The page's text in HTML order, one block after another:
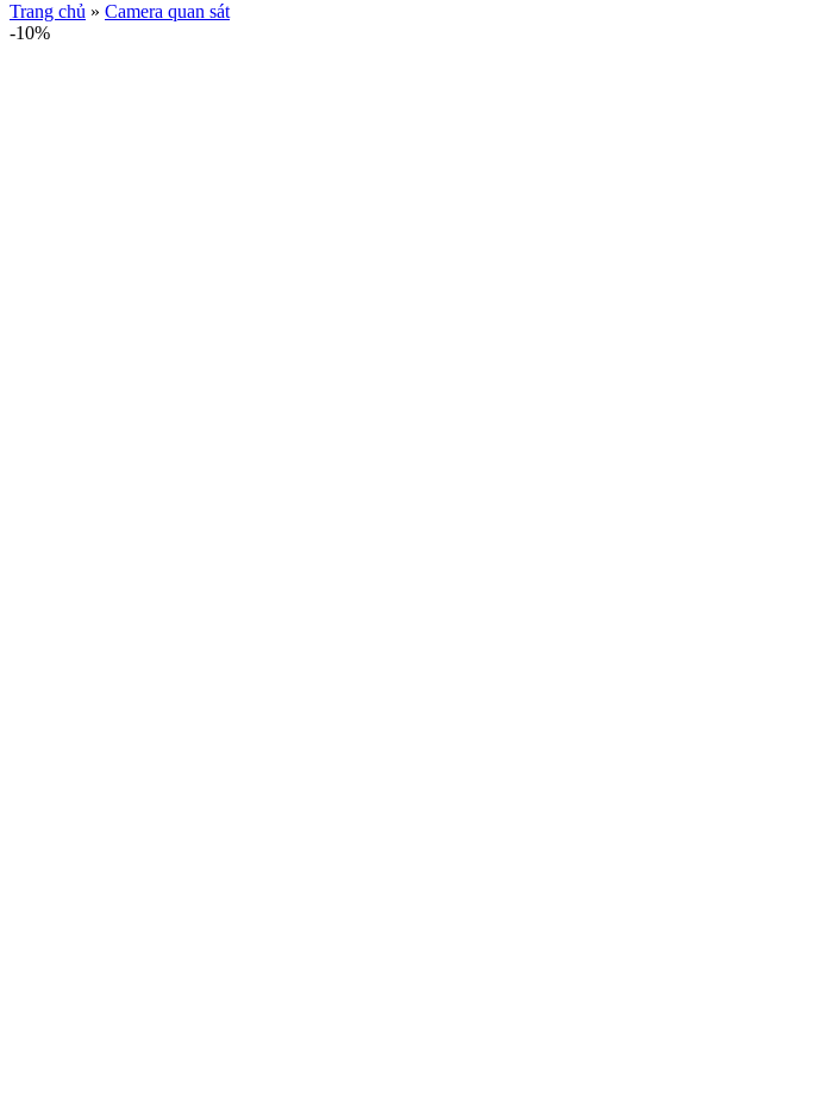
Trang chủ » Camera quan sát
-10%